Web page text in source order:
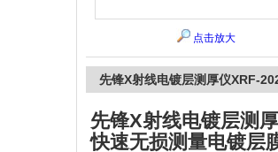
点击放大
先锋X射线电镀层测厚仪XRF-
先锋X射线电镀层测
快速无损测量电镀层